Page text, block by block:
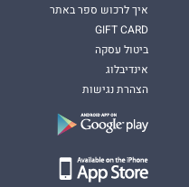
איך לרכוש ספר באתר
GIFT CARD
ביטול עסקה
אינדיבלוג
הצהרת נגישות